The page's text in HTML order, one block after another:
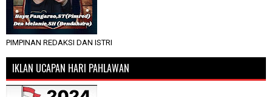
PIMPINAN REDAKSI DAN ISTRI
IKLAN UCAPAN HARI PAHLAWAN